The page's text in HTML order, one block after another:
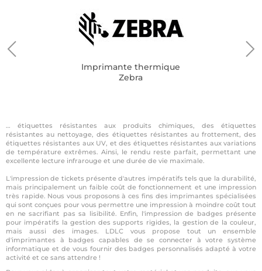
Imprimante thermique
Zebra
… étiquettes résistantes aux produits chimiques, des étiquettes
résistantes au nettoyage, des étiquettes résistantes au frottement, des
étiquettes résistantes aux UV, et des étiquettes résistantes aux variations
de température extrêmes. Ainsi, le rendu reste parfait, permettant une
excellente lecture infrarouge et une durée de vie maximale.
L'impression de tickets présente d'autres impératifs tels que la durabilité,
mais principalement un faible coût de fonctionnement et une impression
très rapide. Nous vous proposons à ces fins des imprimantes spécialisées
qui sont conçues pour vous permettre une impression à moindre coût tout
en ne sacrifiant pas sa lisibilité. Enfin, l'impression de badges présente
pour impératifs la gestion des supports rigides, la gestion de la couleur,
mais aussi des images. LDLC vous propose tout un ensemble
d'imprimantes à badges capables de se connecter à votre système
informatique et de vous fournir des badges personnalisés adapté à votre
activité et ce sans attendre !